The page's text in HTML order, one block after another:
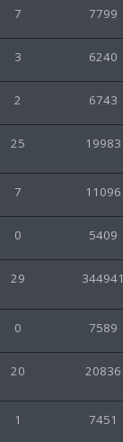
7 7799
3 6240
2 6743
25 19983
7 11096
0 5409
29 344941
0 7589
20 20836
1 7451